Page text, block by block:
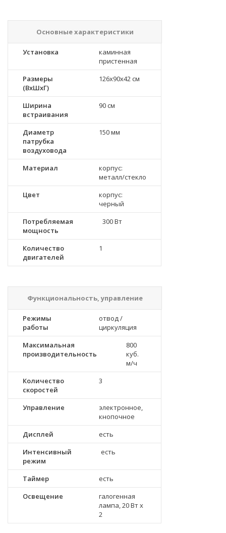
Основные характеристики
Установка
каминная
пристенная
Размеры
(ВхШхГ)
126х90х42 см
Ширина
встраивания
90 см
Диаметр
патрубка
воздуховода
150 мм
Материал
корпус:
металл/стекло
Цвет
корпус:
черный
Потребляемая
мощность
300 Вт
Количество
двигателей
1
Функциональность, управление
Режимы
работы
отвод /
циркуляция
Максимальная
производительность
800
куб.
м/ч
Количество
скоростей
3
Управление
электронное,
кнопочное
Дисплей
есть
Интенсивный
режим
есть
Таймер
есть
Освещение
галогенная
лампа, 20 Вт х
2